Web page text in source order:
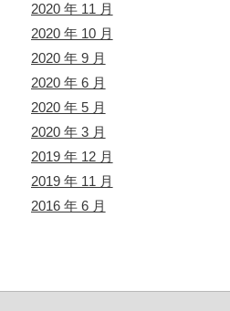
2020 年 11 月
2020 年 10 月
2020 年 9 月
2020 年 6 月
2020 年 5 月
2020 年 3 月
2019 年 12 月
2019 年 11 月
2016 年 6 月